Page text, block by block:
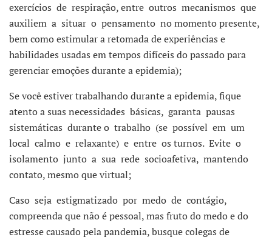
exercícios de respiração, entre outros mecanismos que
auxiliem a situar o pensamento no momento presente,
bem como estimular a retomada de experiências e
habilidades usadas em tempos difíceis do passado para
gerenciar emoções durante a epidemia);
Se você estiver trabalhando durante a epidemia, fique
atento a suas necessidades básicas, garanta pausas
sistemáticas durante o trabalho (se possível em um
local calmo e relaxante) e entre os turnos. Evite o
isolamento junto a sua rede socioafetiva, mantendo
contato, mesmo que virtual;
Caso seja estigmatizado por medo de contágio,
compreenda que não é pessoal, mas fruto do medo e do
estresse causado pela pandemia, busque colegas de